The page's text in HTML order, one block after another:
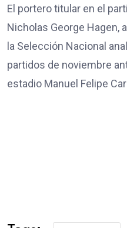
El portero titular en el
Nicholas George Hagen,
la Selección Nacional
partidos de noviembre
estadio Manuel Felipe